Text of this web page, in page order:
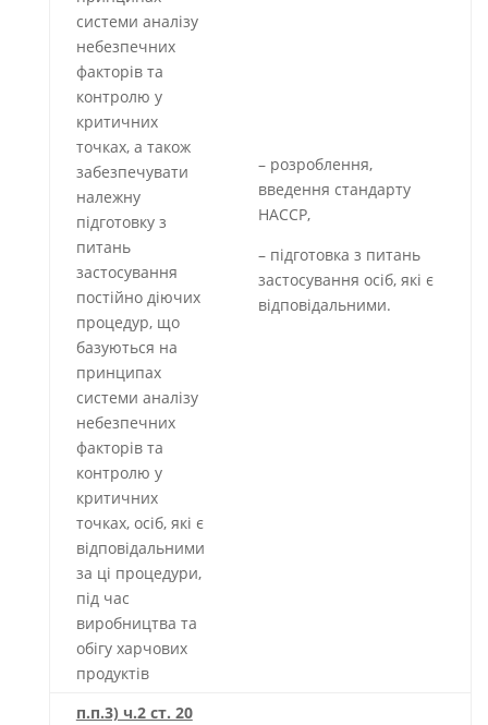
системи аналізу
небезпечних
факторів та
контролю у
критичних
точках, а також
забезпечувати
належну
підготовку з
питань
застосування
постійно діючих
процедур, що
базуються на
принципах
системи аналізу
небезпечних
факторів та
контролю у
критичних
точках, осіб, які є
відповідальними
за ці процедури,
під час
виробництва та
обігу харчових
продуктів
– розроблення,
введення стандарту
НАССР,
– підготовка з питань
застосування осіб, які є
відповідальними.
п.п.3) ч.2 ст. 20